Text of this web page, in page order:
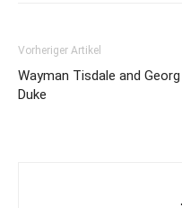
Vorheriger Artikel
Wayman Tisdale and Georg
Duke